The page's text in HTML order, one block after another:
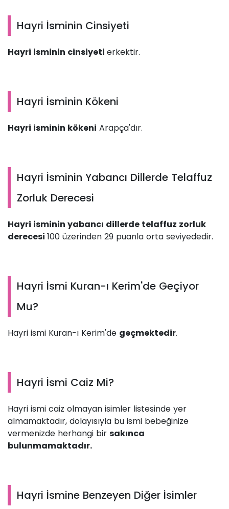
Hayri İsminin Cinsiyeti
Hayri isminin cinsiyeti erkektir.
Hayri İsminin Kökeni
Hayri isminin kökeni Arapça'dır.
Hayri İsminin Yabancı Dillerde Telaffuz
Zorluk Derecesi
Hayri isminin yabancı dillerde telaffuz zorluk
derecesi 100 üzerinden 29 puanla orta seviyededir.
Hayri İsmi Kuran-ı Kerim'de Geçiyor
Mu?
Hayri ismi Kuran-ı Kerim'de geçmektedir.
Hayri İsmi Caiz Mi?
Hayri ismi caiz olmayan isimler listesinde yer
almamaktadır, dolayısıyla bu ismi bebeğinize
vermenizde herhangi bir sakınca
bulunmamaktadır.
Hayri İsmine Benzeyen Diğer İsimler